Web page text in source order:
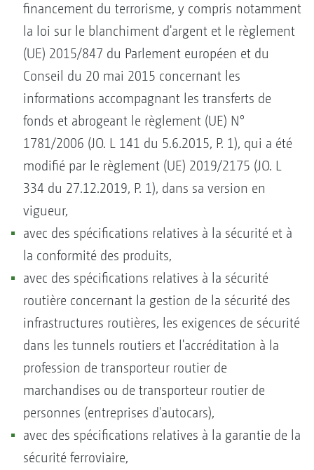
financement du terrorisme, y compris notamment
la loi sur le blanchiment d'argent et le règlement
(UE) 2015/847 du Parlement européen et du
Conseil du 20 mai 2015 concernant les
informations accompagnant les transferts de
fonds et abrogeant le règlement (UE) N°
1781/2006 (JO. L 141 du 5.6.2015, P. 1), qui a été
modifié par le règlement (UE) 2019/2175 (JO. L
334 du 27.12.2019, P. 1), dans sa version en
vigueur,
avec des spécifications relatives à la sécurité et à
la conformité des produits,
avec des spécifications relatives à la sécurité
routière concernant la gestion de la sécurité des
infrastructures routières, les exigences de sécurité
dans les tunnels routiers et l'accréditation à la
profession de transporteur routier de
marchandises ou de transporteur routier de
personnes (entreprises d'autocars),
avec des spécifications relatives à la garantie de la
sécurité ferroviaire,